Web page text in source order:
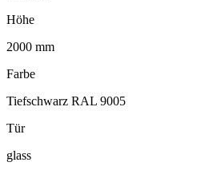
Höhe
2000 mm
Farbe
Tiefschwarz RAL 9005
Tür
glass